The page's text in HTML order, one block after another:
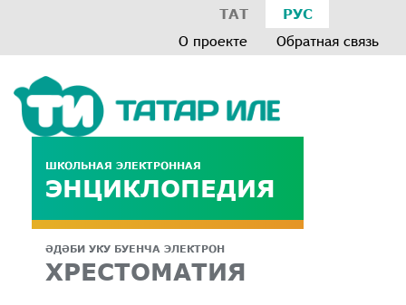
ТАТ РУС
О проекте Обратная связь
ШКОЛЬНАЯ ЭЛЕКТРОННАЯ
ЭНЦИКЛОПЕДИЯ
ӘДӘБИ УКУ БУЕНЧА ЭЛЕКТРОН
ХРЕСТОМАТИЯ